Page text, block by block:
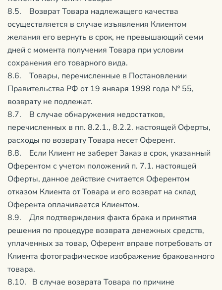
8.5. Возврат Товара надлежащего качества
осуществляется в случае изъявления Клиентом
желания его вернуть в срок, не превышающий семи
дней с момента получения Товара при условии
сохранения его товарного вида.
8.6. Товары, перечисленные в Постановлении
Правительства РФ от 19 января 1998 года № 55,
возврату не подлежат.
8.7. В случае обнаружения недостатков,
перечисленных в пп. 8.2.1., 8.2.2. настоящей Оферты,
расходы по возврату Товара несет Оферент.
8.8. Если Клиент не заберет Заказ в срок, указанный
Оферентом с учетом положений п. 7.1. настоящей
Оферты, данное действие считается Оферентом
отказом Клиента от Товара и его возврат на склад
Оферента оплачивается Клиентом.
8.9. Для подтверждения факта брака и принятия
решения по процедуре возврата денежных средств,
уплаченных за товар, Оферент вправе потребовать от
Клиента фотографическое изображение бракованного
товара.
8.10. В случае возврата Товара по причине